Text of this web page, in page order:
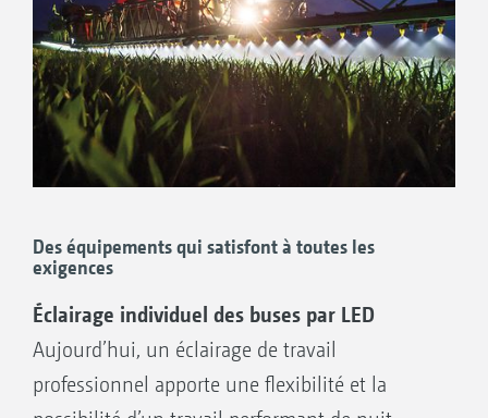
Des équipements qui satisfont à toutes les
exigences
Éclairage individuel des buses par LED
Aujourd’hui, un éclairage de travail
professionnel apporte une flexibilité et la